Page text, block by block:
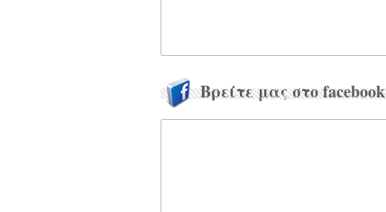
Βρείτε μας στο facebook